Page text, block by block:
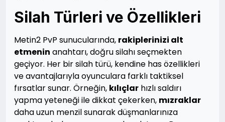
Silah Türleri ve Özellikleri
Metin2 PvP sunucularında, rakiplerinizi alt
etmenin anahtarı, doğru silahı seçmekten
geçiyor. Her bir silah türü, kendine has özellikleri
ve avantajlarıyla oyunculara farklı taktiksel
fırsatlar sunar. Örneğin, kılıçlar hızlı saldırı
yapma yeteneği ile dikkat çekerken, mızraklar
daha uzun menzil sunarak düşmanlarınıza